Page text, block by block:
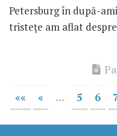
Petersburg în după-
tristețe am aflat
«« « ... 5 6